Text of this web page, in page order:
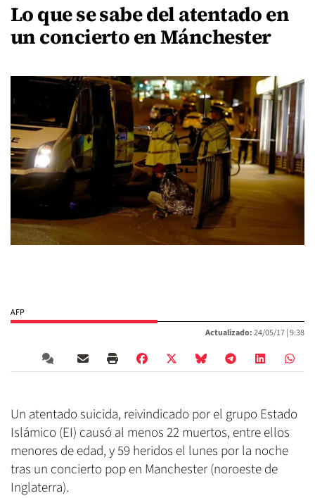
Lo que se sabe del atentado en
un concierto en Mánchester
AFP
Actualizado:24/05/17 |9:38
Un atentado suicida, reivindicado por el grupo Estado
Islámico (EI) causó al menos 22 muertos, entre ellos
menores de edad, y 59 heridos el lunes por la noche
tras un concierto pop en Manchester (noroeste de
Inglaterra).